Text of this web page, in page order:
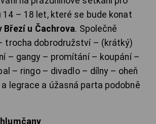
14 – 18 let, které se bude konat
Březí u Čachrova. Společně
trocha dobrodružství – (krátký)
– gangy – promítání – koupání –
– ringo – divadlo – dílny – oheň
legrace a úžasná parta podobně